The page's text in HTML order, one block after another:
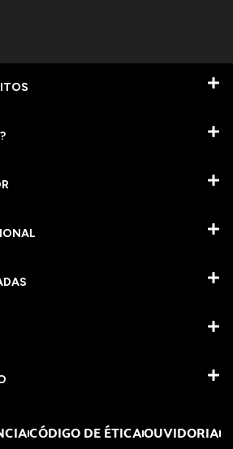
CÓDIGO DE ÉTICAOUVIDORIA